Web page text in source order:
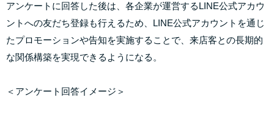
アンケートに回答した後は、各企業が運営するLINE公式アカウ
ントへの友だち登録も行えるため、LINE公式アカウントを通じ
たプロモーションや告知を実施することで、来店客との長期的
な関係構築を実現できるようになる。
＜アンケート回答イメージ＞